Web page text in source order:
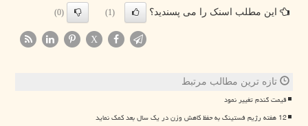
این مطلب اسنک را می پسندید؟ (1)
(0)
X
تازه ترین مطالب مرتبط
قیمت گندم تغییر نمود
12 هفته رژیم فستینگ به حفظ کاهش وزن در یک سال بعد کمک نماید